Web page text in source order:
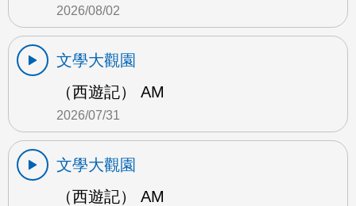
2026/08/02
文學大觀園
（西遊記） AM
2026/07/31
文學大觀園
（西遊記） AM